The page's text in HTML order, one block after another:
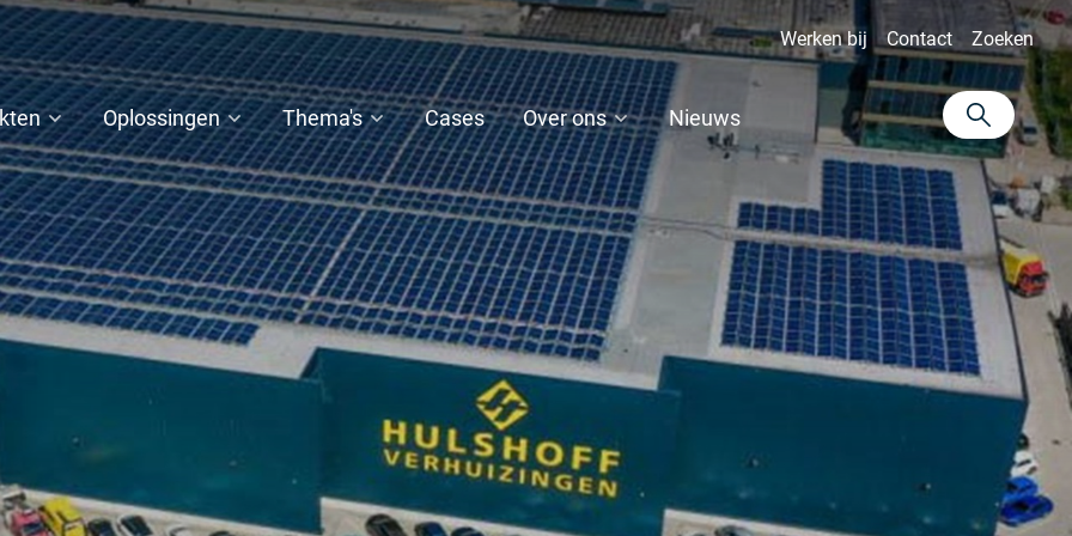
Werken bij Contact Zoeken
Oplossingen Thema's Cases Over ons Nieuws